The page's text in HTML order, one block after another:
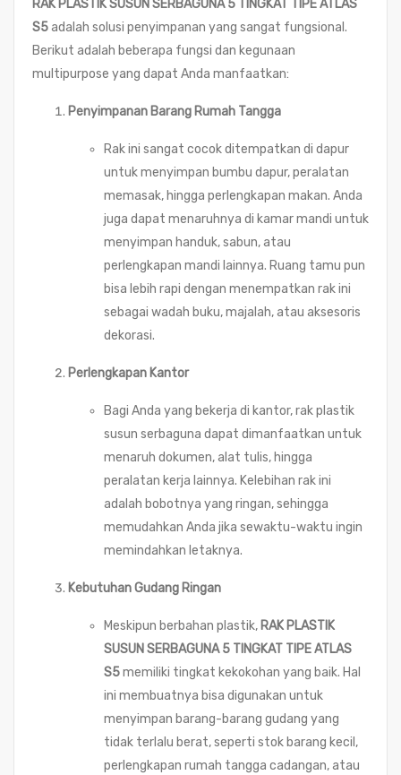
RAK PLASTIK SUSUN SERBAGUNA 5 TINGKAT TIPE ATLAS
S5adalah solusi penyimpanan yang sangat fungsional.
Berikut adalah beberapa fungsi dan kegunaan
multipurpose yang dapat Anda manfaatkan:
Penyimpanan Barang Rumah Tangga
Rak ini sangat cocok ditempatkan di dapur
untuk menyimpan bumbu dapur, peralatan
memasak, hingga perlengkapan makan. Anda
juga dapat menaruhnya di kamar mandi untuk
menyimpan handuk, sabun, atau
perlengkapan mandi lainnya. Ruang tamu pun
bisa lebih rapi dengan menempatkan rak ini
sebagai wadah buku, majalah, atau aksesoris
dekorasi.
Perlengkapan Kantor
Bagi Anda yang bekerja di kantor, rak plastik
susun serbaguna dapat dimanfaatkan untuk
menaruh dokumen, alat tulis, hingga
peralatan kerja lainnya. Kelebihan rak ini
adalah bobotnya yang ringan, sehingga
memudahkan Anda jika sewaktu-waktu ingin
memindahkan letaknya.
Kebutuhan Gudang Ringan
Meskipun berbahan plastik, RAK PLASTIK
SUSUN SERBAGUNA 5 TINGKAT TIPE ATLAS
S5memiliki tingkat kekokohan yang baik. Hal
ini membuatnya bisa digunakan untuk
menyimpan barang-barang gudang yang
tidak terlalu berat, seperti stok barang kecil,
perlengkapan rumah tangga cadangan, atau